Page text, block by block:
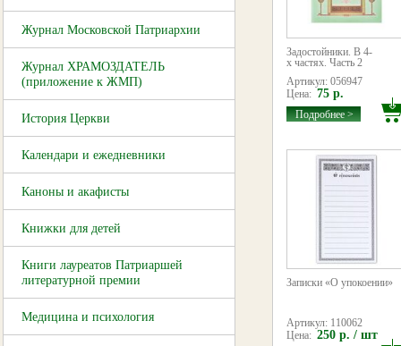
Журнал Московской Патриархии
Журнал ХРАМОЗДАТЕЛЬ
(приложение к ЖМП)
История Церкви
Календари и ежедневники
Каноны и акафисты
Книжки для детей
Книги лауреатов Патриаршей
литературной премии
Медицина и психология
Задостойники. В 4-
х частях. Часть 2
Артикул: 056947
Цена: 75 р.
Подробнее >
Записки «О упокоении»
Артикул: 110062
Цена: 250 р. / шт